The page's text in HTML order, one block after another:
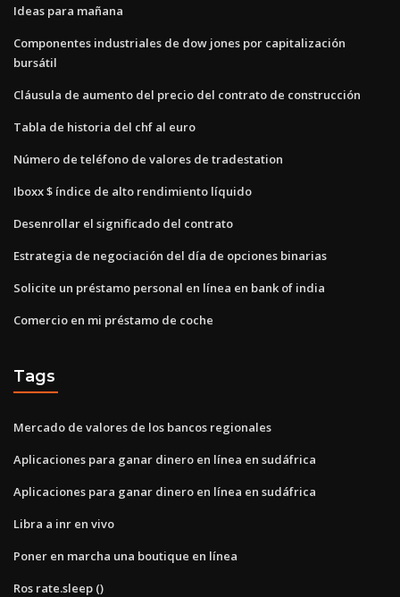
Ideas para mañana
Componentes industriales de dow jones por capitalización
bursátil
Cláusula de aumento del precio del contrato de construcción
Tabla de historia del chf al euro
Número de teléfono de valores de tradestation
Iboxx $ índice de alto rendimiento líquido
Desenrollar el significado del contrato
Estrategia de negociación del día de opciones binarias
Solicite un préstamo personal en línea en bank of india
Comercio en mi préstamo de coche
Tags
Mercado de valores de los bancos regionales
Aplicaciones para ganar dinero en línea en sudáfrica
Aplicaciones para ganar dinero en línea en sudáfrica
Libra a inr en vivo
Poner en marcha una boutique en línea
Ros rate.sleep ()